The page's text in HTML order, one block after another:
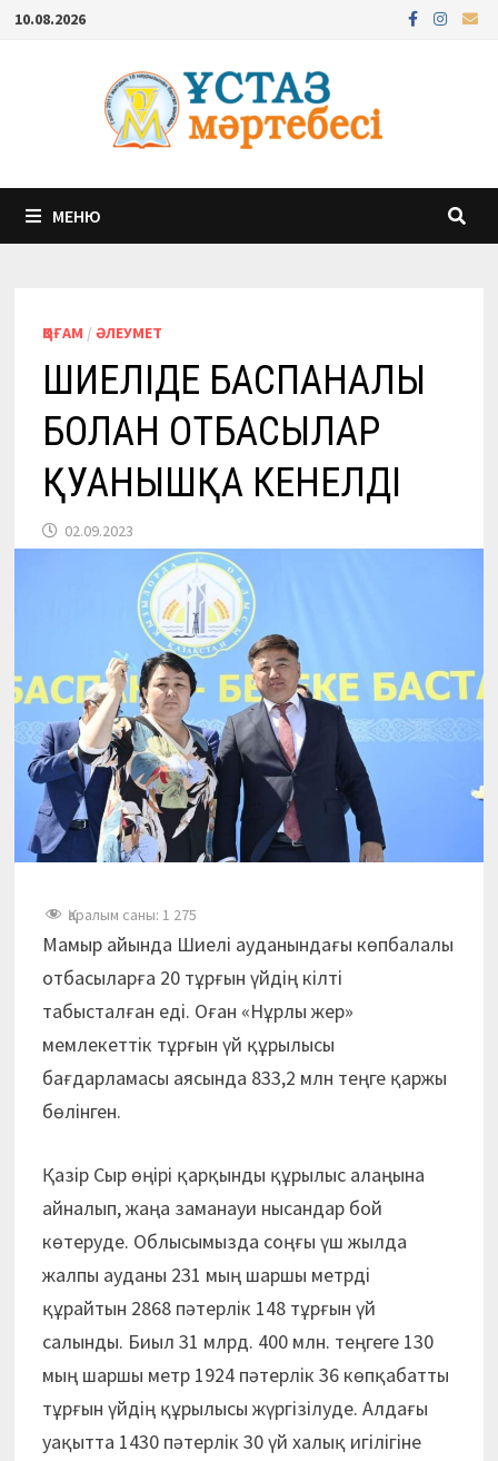
Перейти
содержимому
10.08.2026
МЕНЮ
ҚОҒАМ / ӘЛЕУМЕТ
ШИЕЛІДЕ БАСПАНАЛЫ
БОЛҒАН ОТБАСЫЛАР
ҚУАНЫШҚА КЕНЕЛДІ
02.09.2023
Қаралым саны: 1 275
Мамыр айында Шиелі ауданындағы көпбалалы
отбасыларға 20 тұрғын үйдің кілті
табысталған еді. Оған «Нұрлы жер»
мемлекеттік тұрғын үй құрылысы
бағдарламасы аясында 833,2 млн теңге қаржы
бөлінген.
Қазір Сыр өңірі қарқынды құрылыс алаңына
айналып, жаңа заманауи нысандар бой
көтеруде. Облысымызда соңғы үш жылда
жалпы ауданы 231 мың шаршы метрді
құрайтын 2868 пәтерлік 148 тұрғын үй
салынды. Биыл 31 млрд. 400 млн. теңгеге 130
мың шаршы метр 1924 пәтерлік 36 көпқабатты
тұрғын үйдің құрылысы жүргізілуде. Алдағы
уақытта 1430 пәтерлік 30 үй халық игілігіне